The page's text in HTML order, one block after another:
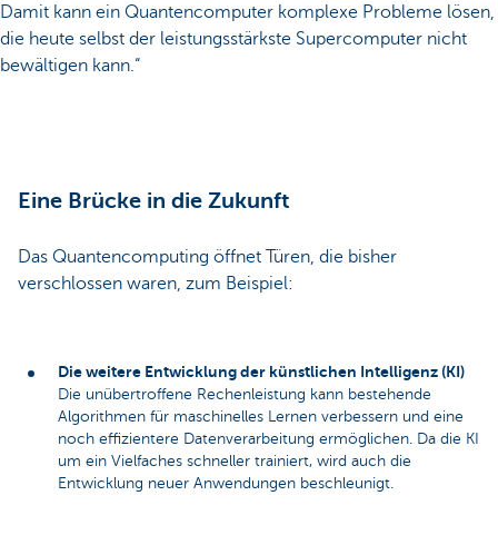
Damit kann ein Quantencomputer komplexe Probleme lösen,
die heute selbst der leistungsstärkste Supercomputer nicht
bewältigen kann.“
Eine Brücke in die Zukunft
Das Quantencomputing öffnet Türen, die bisher
verschlossen waren, zum Beispiel:
Die weitere Entwicklung der künstlichen Intelligenz (KI)
Die unübertroffene Rechenleistung kann bestehende
Algorithmen für maschinelles Lernen verbessern und eine
noch effizientere Datenverarbeitung ermöglichen. Da die KI
um ein Vielfaches schneller trainiert, wird auch die
Entwicklung neuer Anwendungen beschleunigt.